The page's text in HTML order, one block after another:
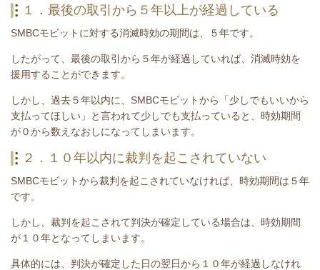
１．最後の取引から５年以上が経過している
SMBCモビットに対する消滅時効の期間は、５年です。
したがって、最後の取引から５年が経過していれば、消滅時効を
援用することができます。
しかし、過去５年以内に、SMBCモビットから「少しでもいいから
支払ってほしい」と言われて少しでも支払っていると、時効期間
が０から数えなおしになってしまいます。
２．１０年以内に裁判を起こされていない
SMBCモビットから裁判を起こされていなければ、時効期間は５年
です。
しかし、裁判を起こされて判決が確定している場合は、時効期間
が１０年となってしまいます。
具体的には、判決が確定した日の翌日から１０年が経過しなけれ